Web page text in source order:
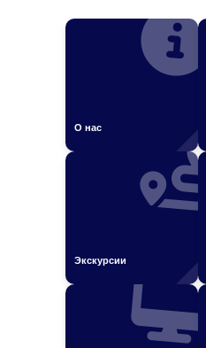
О нас
Экскурсии